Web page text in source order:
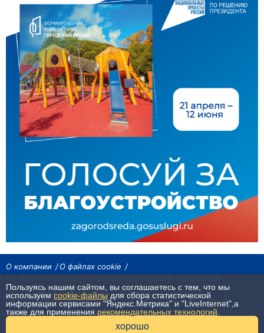
О компании
О файлах cookie
Сетевое издание «Байкал24». Все права охраняются законом.
При использовании материалов агентства на других сайтах, обязательна
гиперссылка.
Пользуясь нашим сайтом, вы соглашаетесь с тем, что мы
используем cookie-файлы для сбора статистической
информации сервисами "Яндекс.Метрика" и "LiveInternet",а
также для применения рекомендательных технологий
хорошо